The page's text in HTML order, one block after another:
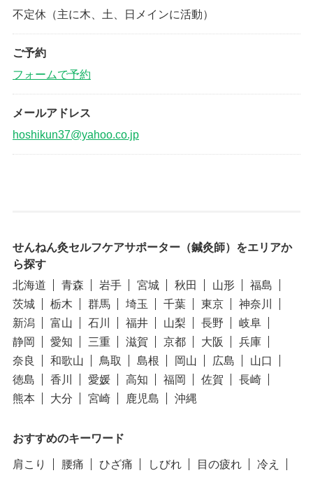
不定休（主に木、土、日メインに活動）
ご予約
フォームで予約
メールアドレス
hoshikun37@yahoo.co.jp
せんねん灸セルフケアサポーター（鍼灸師）をエリアか
ら探す
北海道
青森 岩手 宮城 秋田 山形
福島
茨城
栃木 群馬 埼玉 千葉 東京
神奈川
新潟
富山 石川 福井 山梨 長野
岐阜
静岡
愛知 三重 滋賀 京都 大阪
兵庫
奈良
和歌山 鳥取 島根 岡山 広島
山口
徳島
香川 愛媛 高知 福岡 佐賀
長崎
熊本
大分 宮崎 鹿児島 沖縄
おすすめのキーワード
肩こり 腰痛 ひざ痛 しびれ 目の疲れ 冷え